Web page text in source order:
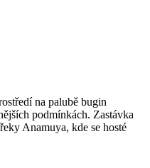
na palubě bugin
podmínkách. Zastávka
Anamuya, kde se hosté